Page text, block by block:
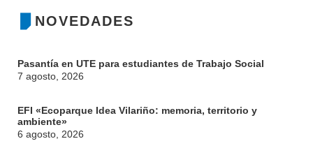
NOVEDADES
Pasantía en UTE para estudiantes de Trabajo Social
7 agosto, 2026
EFI «Ecoparque Idea Vilariño: memoria, territorio y
ambiente»
6 agosto, 2026